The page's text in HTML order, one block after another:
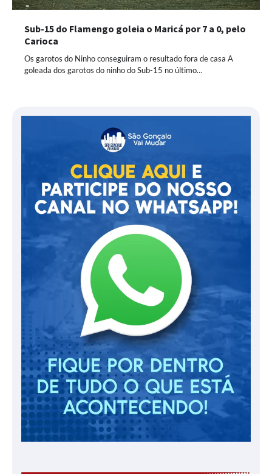
Sub-15 do Flamengo goleia o Maricá por 7 a 0, pelo
Carioca
Os garotos do Ninho conseguiram o resultado fora de casa A
goleada dos garotos do ninho do Sub-15 no último…